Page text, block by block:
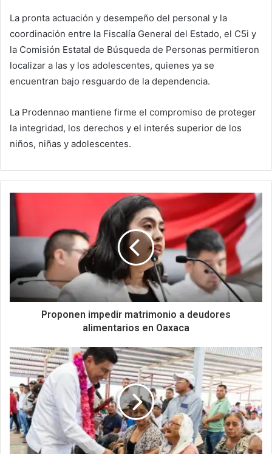
La pronta actuación y desempeño del personal y la
coordinación entre la Fiscalía General del Estado, el C5i y
la Comisión Estatal de Búsqueda de Personas permitieron
localizar a las y los adolescentes, quienes ya se
encuentran bajo resguardo de la dependencia.
La Prodennao mantiene firme el compromiso de proteger
la integridad, los derechos y el interés superior de los
niños, niñas y adolescentes.
Proponen impedir matrimonio a deudores
alimentarios en Oaxaca